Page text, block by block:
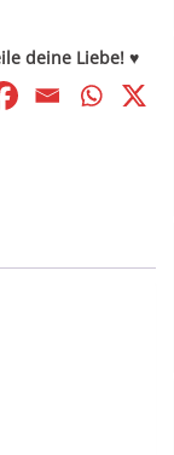
deine Liebe! ♥